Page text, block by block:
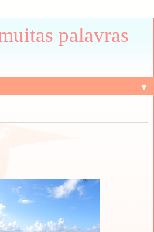
palavras
▼